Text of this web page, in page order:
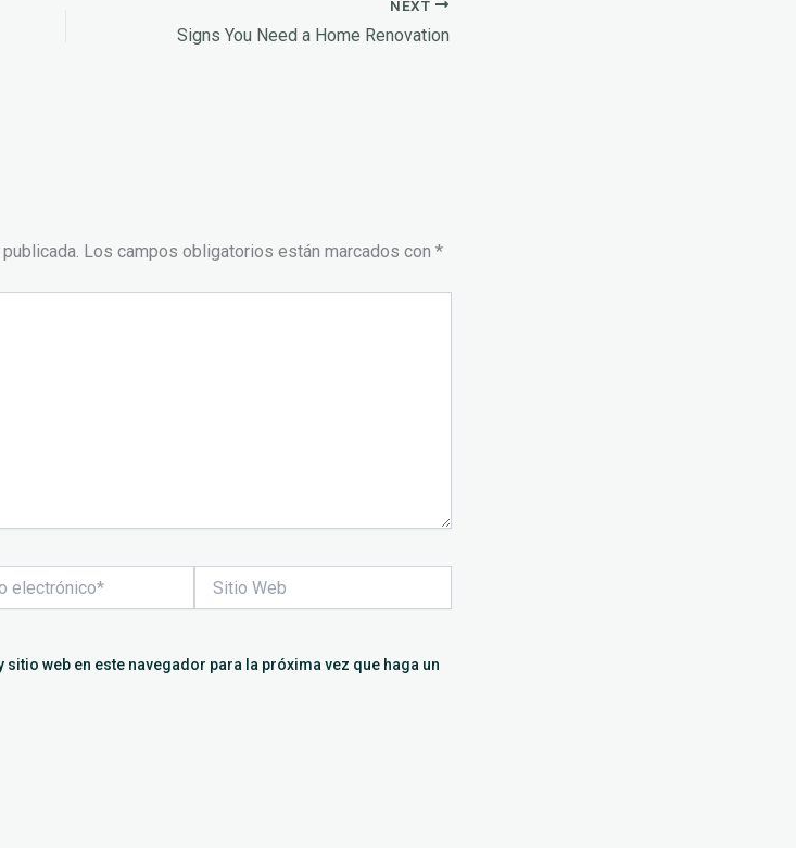
NEXT
Signs You Need a Home Renovation
Los campos obligatorios están marcados con *
Web
web en este navegador para la próxima vez que haga un